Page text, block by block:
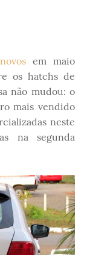
em maio
os hatchs de
não mudou: o
mais vendido
neste
na segunda